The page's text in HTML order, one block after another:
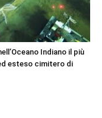
Indiano il più
esteso cimitero di